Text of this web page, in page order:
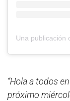
“Hola a todos
próximo